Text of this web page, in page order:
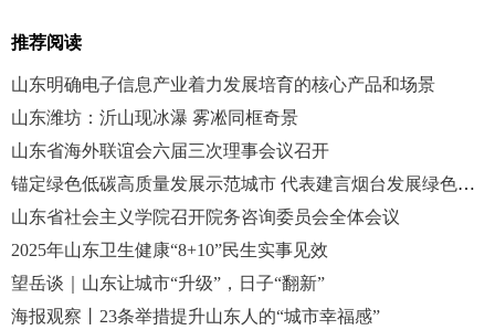
推荐阅读
山东明确电子信息产业着力发展培育的核心产品和场景
山东潍坊：沂山现冰瀑 雾凇同框奇景
山东省海外联谊会六届三次理事会议召开
锚定绿色低碳高质量发展示范城市 代表建言烟台发展绿色循环经济
山东省社会主义学院召开院务咨询委员会全体会议
2025年山东卫生健康“8+10”民生实事见效
望岳谈｜山东让城市“升级”，日子“翻新”
海报观察丨23条举措提升山东人的“城市幸福感”